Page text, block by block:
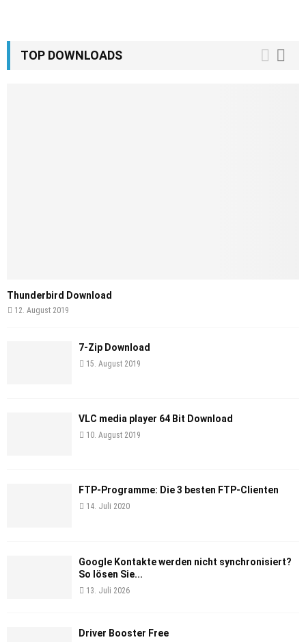
TOP DOWNLOADS
Thunderbird Download
12. August 2019
7-Zip Download
15. August 2019
VLC media player 64 Bit Download
10. August 2019
FTP-Programme: Die 3 besten FTP-Clienten
14. Juli 2020
Google Kontakte werden nicht synchronisiert?
So lösen Sie...
13. Juli 2026
Driver Booster Free